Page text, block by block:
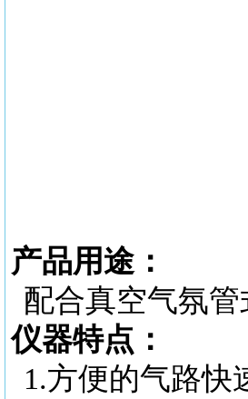
产品用途：
配合真空气氛
仪器特点：
1.方便的气路快